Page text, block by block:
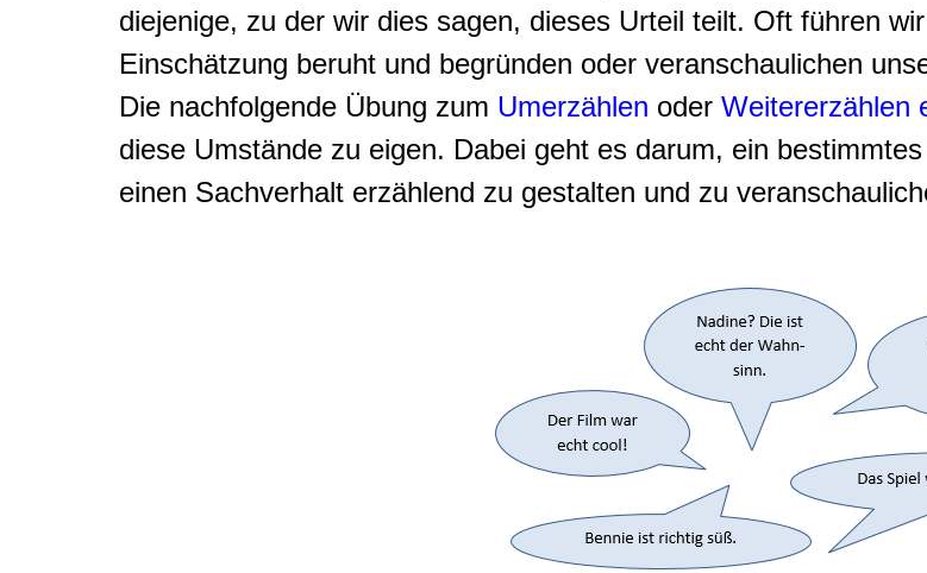
diejenige, zu der wir dies sagen, dieses Urteil teilt. Oft führen
Einschätzung beruht und begründen oder veranschaulichen
Die nachfolgende Übung zum Umerzählen oder Weitererzählen
diese Umstände zu eigen. Dabei geht es darum, ein
einen Sachverhalt erzählend zu gestalten und zu